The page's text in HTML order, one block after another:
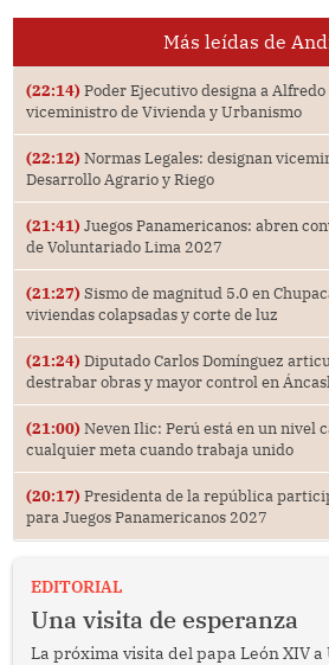
Más leídas de
(22:14) Poder Ejecutivo designa a Alfredo
viceministro de Vivienda y Urbanismo
(22:12) Normas Legales: designan
Desarrollo Agrario y Riego
(21:41) Juegos Panamericanos: abren
de Voluntariado Lima 2027
(21:27) Sismo de magnitud 5.0 en
viviendas colapsadas y corte de luz
(21:24) Diputado Carlos Domínguez
destrabar obras y mayor control en
(21:00) Neven Ilic: Perú está en un nivel
cualquier meta cuando trabaja unido
(20:17) Presidenta de la república
para Juegos Panamericanos 2027
EDITORIAL
Una visita de esperanza
La próxima visita del papa León XIV